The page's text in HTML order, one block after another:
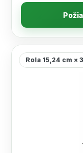
Rola 15,24 cm ×